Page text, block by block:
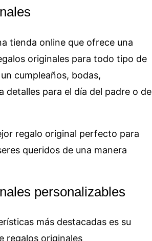
tienda online que ofrece una
originales para todo tipo de
cumpleaños, bodas,
detalles para el día del padre o de
regalo original perfecto para
queridos de una manera
personalizables
más destacadas es su
regalos originales